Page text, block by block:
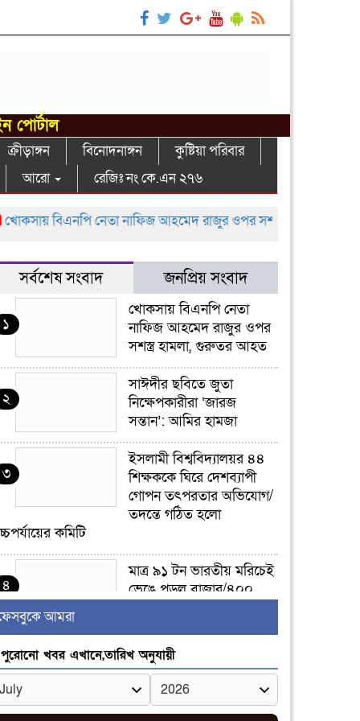
পোর্টাল
ক্রীড়াঙ্গন বিনোদনাঙ্গন
কুষ্টিয়া পরিবার
আরো রেজিঃ নং কে.এন ২৭৬
বিএনপি নেতা নাফিজ আহমেদ রাজুর ওপর সশস্ত্র হামলা, গুরুতর আহত
সর্বশেষ সংবাদ জনপ্রিয় সংবাদ
১
খোকসায় বিএনপি নেতা
নাফিজ আহমেদ রাজুর ওপর
সশস্ত্র হামলা, গুরুতর আহত
২
সাঈদীর ছবিতে জুতা
নিক্ষেপকারীরা ‘জারজ
সন্তান’: আমির হামজা
৩
ইসলামী বিশ্ববিদ্যালয়র ৪৪
শিক্ষককে ঘিরে দেশব্যাপী
গোপন তৎপরতার অভিযোগ/
তদন্তে গঠিত হলো
কমিটি
৪
মাত্র ৯১ টন ভারতীয় মরিচেই
ভেঙে পড়ল বাজার/৪০০
৫
জুলাই আন্দোলন ছিল
সম্মিলিত, লক্ষ্য হওয়া উচিত
ঐক্য ও রাষ্ট্রগঠন
আমরা
পুরোনো খবর এখানে,তারিখ অনুযায়ী